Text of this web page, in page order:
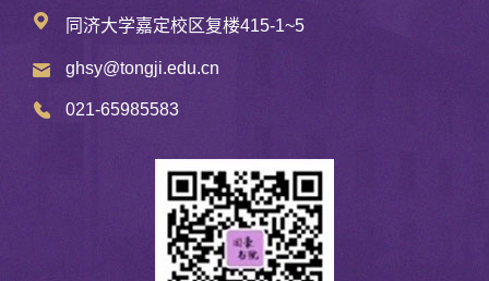
同济大学嘉定校区复楼415-1~5
ghsy@tongji.edu.cn
021-65985583